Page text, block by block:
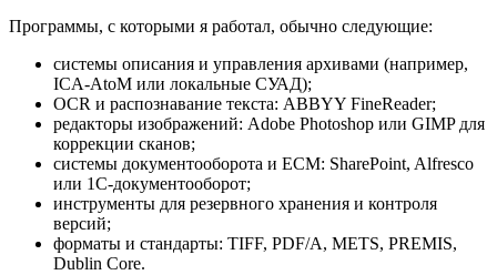
Программы, с которыми я работал, обычно следующие:
системы описания и управления архивами (например,
ICA-AtoM или локальные СУАД);
OCR и распознавание текста: ABBYY FineReader;
редакторы изображений: Adobe Photoshop или GIMP для
коррекции сканов;
системы документооборота и ECM: SharePoint, Alfresco
или 1С-документооборот;
инструменты для резервного хранения и контроля
версий;
форматы и стандарты: TIFF, PDF/A, METS, PREMIS,
Dublin Core.